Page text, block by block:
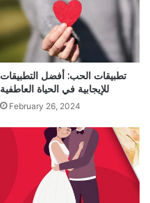
تطبيقات الحب: أفضل التطبيقات
للإيجابية في الحياة العاطفية
February 26, 2024